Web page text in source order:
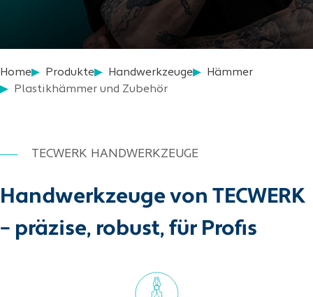
Home Produkte Handwerkzeuge
Hämmer
Plastikhämmer und Zubehör
Handwerkzeuge von TECWERK
– präzise, robust, für Profis
TECWERK HANDWERKZEUGE